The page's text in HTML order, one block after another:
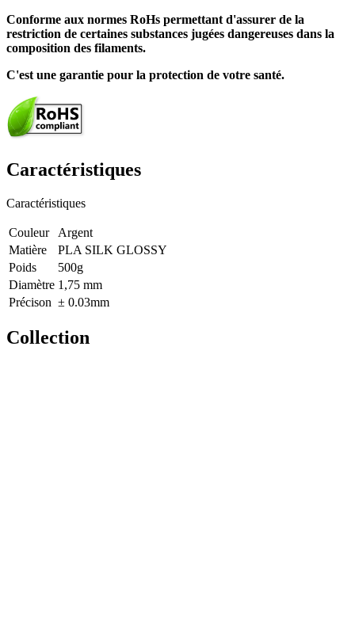
Conforme aux normes RoHs permettant d'assurer de la
restriction de certaines substances jugées dangereuses dans la
composition des filaments.
C'est une garantie pour la protection de votre santé.
Caractéristiques
Caractéristiques
Couleur
Argent
Matière
PLA SILK GLOSSY
Poids
500g
Diamètre 1,75 mm
Précison ± 0.03mm
Collection